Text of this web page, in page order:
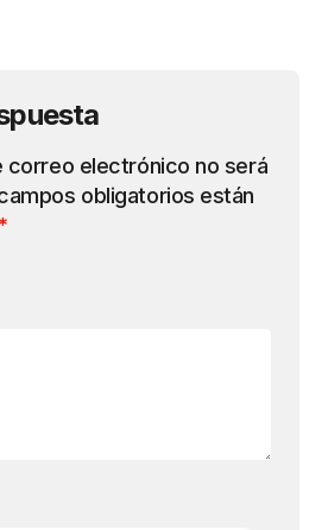
correo electrónico no será
obligatorios están
*